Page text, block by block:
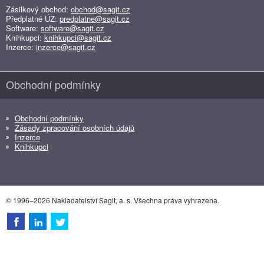
Zásilkový obchod: obchod@sagit.cz
Předplatné ÚZ: predplatne@sagit.cz
Software: software@sagit.cz
Knihkupci: knihkupci@sagit.cz
Inzerce: inzerce@sagit.cz
Obchodní podmínky
Obchodní podmínky
Zásady zpracování osobních údajů
Inzerce
Knihkupci
© 1996–2026 Nakladatelství Sagit, a. s. Všechna práva vyhrazena.